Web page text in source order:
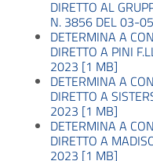
DIRETTO AL
N. 3856 DEL 03-
DETERMINA A
DIRETTO A PINI
2023 [1 MB]
DETERMINA A
DIRETTO A
2023 [1 MB]
DETERMINA A
DIRETTO A
2023 [1 MB]